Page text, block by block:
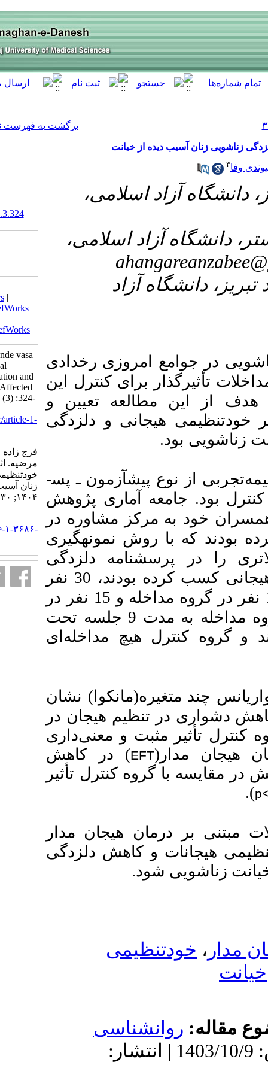
خیانت
اسلامی،
رخدادی
کنترل این
تعیین و
و دلزدگی
ـ پس­
پژوهش
مشاوره در
نمونه­گیری
دلزدگی
30 نفر
نفر در
کنترل جایگزین شدند. گروه مداخله به مدت 9 جلسه تحت
مداخله‌ای
نشان
هیجاندر
و معنی‌داری
) در کاهش
کنترلتأثیر
هیجان مدار
دلزدگی
.
10/9 | انتشار:
BibTeX
Medlars
ProCite
Mendeley
Faraj Zadeh R, Ahangar A, Alivande vasa
M. The Effectiveness of Emotional
Therapy on Emotional Self-regulation and
Marital Despondency of Women Affected
by Infidelity. armaghanj 2025; 30 (3) :324-
URL:http://armaghanj.yums.ac.ir/article-1-
3686-fa.html
فرج زاده رباب، آهنگر احد، علیوندی وفا
مرضیه. اثربخشی درمان هیجان‌مدار بر
خودتنظیمی هیجانی و دلزدگی زناشویی
زنان آسیب‌ دیده از خیانت. ارمغان دانش.
۱۴۰۴; ۳۰ (۳) :۳۲۴-۳۳۹
http://armaghanj.yums.ac.ir/article-۱-۳۶۸۶-